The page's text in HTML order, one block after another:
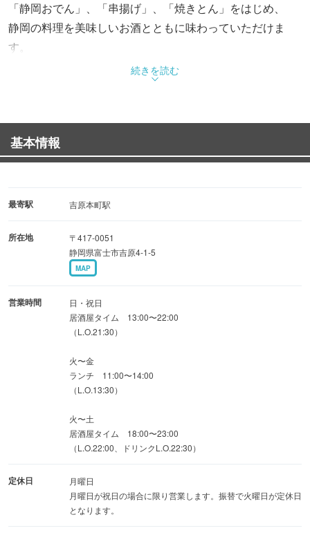
「静岡おでん」、「串揚げ」、「焼きとん」をはじめ、
静岡の料理を美味しいお酒とともに味わっていただけま
す。
でご利用いただくも良し、
個室でしっぽりとプライベートなひと時を楽しむのも良
し！お一人様大歓迎！！
くださいませ♪
続きを読む
基本情報
最寄駅 吉原本町駅
所在地
〒417-0051
静岡県富士市吉原4-1-5
MAP
営業時間
日・祝日
居酒屋タイム 13:00〜22:00
（L.O.21:30）
火〜金
ランチ 11:00〜14:00
（L.O.13:30）
火〜土
居酒屋タイム 18:00〜23:00
（L.O.22:00、ドリンクL.O.22:30）
定休日
月曜日
月曜日が祝日の場合に限り営業します。振替で火曜日が定休日
となります。